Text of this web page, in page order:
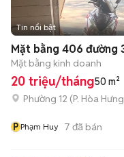
Tin nổi bật
Mặt bằng 406 đường
Mặt bằng kinh doanh
20 triệu/tháng50 m²
Phường 12 (P. Hòa Hưng
P Phạm Huy 7 đã bán